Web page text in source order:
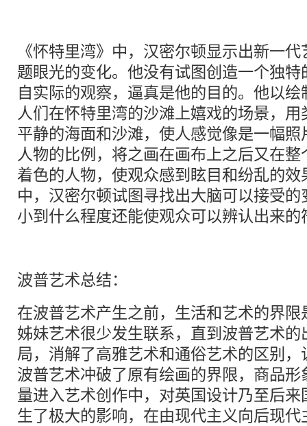
《怀特里湾》中，汉密尔顿显示出新一
题眼光的变化。他没有试图创造一个独
自实际的观察，逼真是他的目的。他以
人们在怀特里湾的沙滩上嬉戏的场景，
平静的海面和沙滩，使人感觉像是一幅
人物的比例，将之画在画布上之后又在
着色的人物，使观众感到眩目和纷乱的
中，汉密尔顿试图寻找出大脑可以接受
小到什么程度还能使观众可以辨认出来的
波普艺术总结：
在波普艺术产生之前，生活和艺术的界
姊妹艺术很少发生联系，直到波普艺术
局，消解了高雅艺术和通俗艺术的区别
波普艺术冲破了原有绘画的界限，商品
量进入艺术创作中，对英国设计乃至后
生了极大的影响，在由现代主义向后现